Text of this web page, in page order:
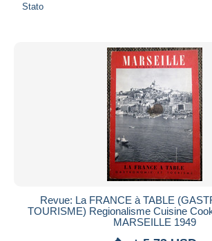
Stato
Revue: La FRANCE à TABLE
TOURISME) Regionalisme Cuisine
MARSEILLE 1949